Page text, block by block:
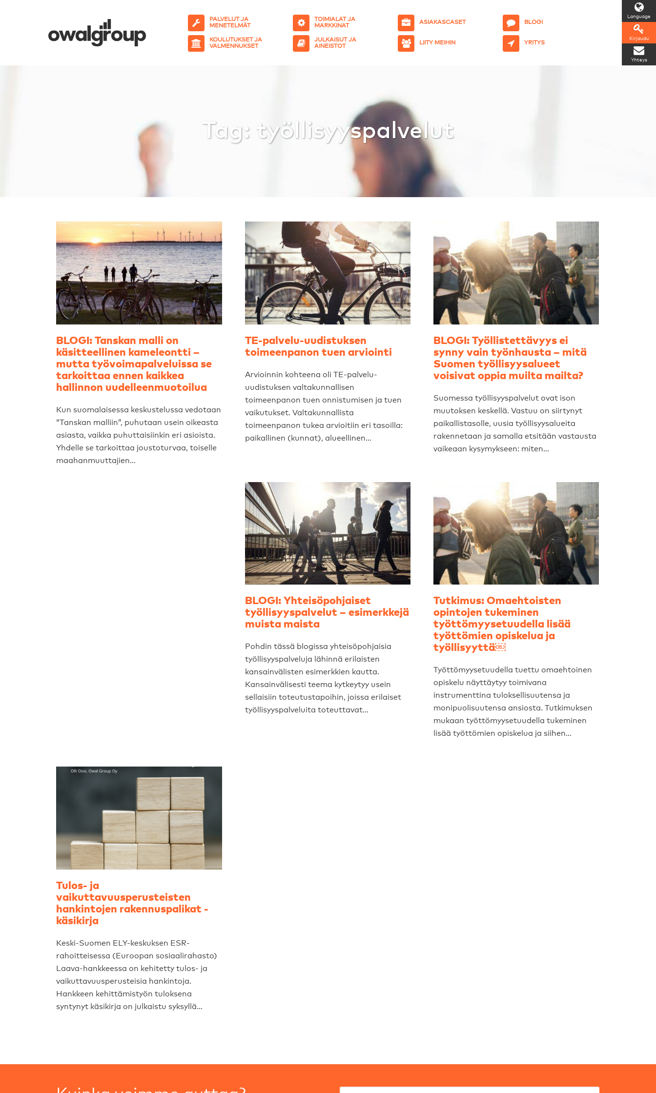
Language
Kirjaudu
Yhteys
PALVELUT JA
MENETELMÄT
TOIMIALAT JA
MARKKINAT
ASIAKASCASET BLOGI
KOULUTUKSET JA
VALMENNUKSET
JULKAISUT JA
AINEISTOT
LIITY MEIHIN YRITYS
Tag: työllisyyspalvelut
BLOGI: Tanskan malli on
käsitteellinen kameleontti –
mutta työvoimapalveluissa se
tarkoittaa ennen kaikkea
hallinnon uudelleenmuotoilua
Kun suomalaisessa keskustelussa vedotaan
“Tanskan malliin”, puhutaan usein oikeasta
asiasta, vaikka puhuttaisiinkin eri asioista.
Yhdelle se tarkoittaa joustoturvaa, toiselle
maahanmuuttajien…
TE-palvelu-uudistuksen
toimeenpanon tuen arviointi
Arvioinnin kohteena oli TE-palvelu-
uudistuksen valtakunnallisen
toimeenpanon tuen onnistumisen ja tuen
vaikutukset. Valtakunnallista
toimeenpanon tukea arvioitiin eri tasoilla:
paikallinen (kunnat), alueellinen…
BLOGI: Työllistettävyys ei
synny vain työnhausta – mitä
Suomen työllisyysalueet
voisivat oppia muilta mailta?
Suomessa työllisyyspalvelut ovat ison
muutoksen keskellä. Vastuu on siirtynyt
paikallistasolle, uusia työllisyysalueita
rakennetaan ja samalla etsitään vastausta
vaikeaan kysymykseen: miten…
BLOGI: Yhteisöpohjaiset
työllisyyspalvelut – esimerkkejä
muista maista
Pohdin tässä blogissa yhteisöpohjaisia
työllisyyspalveluja lähinnä erilaisten
kansainvälisten esimerkkien kautta.
Kansainvälisesti teema kytkeytyy usein
sellaisiin toteutustapoihin, joissa erilaiset
työllisyyspalveluita toteuttavat…
Tutkimus: Omaehtoisten
opintojen tukeminen
työttömyysetuudella lisää
työttömien opiskelua ja
työllisyyttä￼
Työttömyysetuudella tuettu omaehtoinen
opiskelu näyttäytyy toimivana
instrumenttina tuloksellisuutensa ja
monipuolisuutensa ansiosta. Tutkimuksen
mukaan työttömyysetuudella tukeminen
lisää työttömien opiskelua ja siihen…
Tulos- ja
vaikuttavuusperusteisten
hankintojen rakennuspalikat -
käsikirja
Keski-Suomen ELY-keskuksen ESR-
rahoitteisessa (Euroopan sosiaalirahasto)
Laava-hankkeessa on kehitetty tulos- ja
vaikuttavuusperusteisia hankintoja.
Hankkeen kehittämistyön tuloksena
syntynyt käsikirja on julkaistu syksyllä…